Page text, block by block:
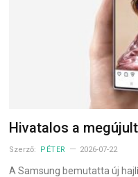
Hivatalos a
Szerző: PÉTER 2026-07-22
A Samsung bemutatta új